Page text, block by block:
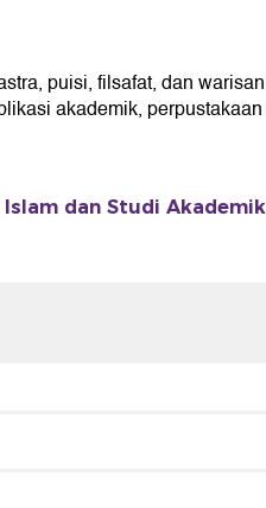
puisi, filsafat, dan
akademik,
dan Studi Akademik